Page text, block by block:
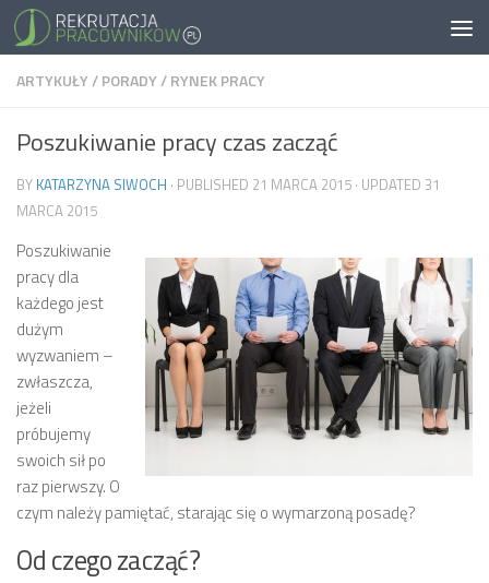
ARTYKUŁY/PORADY/RYNEK PRACY
Poszukiwanie pracy czas zacząć
BY KATARZYNA SIWOCH · PUBLISHED 21 MARCA 2015 · UPDATED 31
MARCA 2015
Poszukiwanie
pracy dla
każdego jest
dużym
wyzwaniem –
zwłaszcza,
jeżeli
próbujemy
swoich sił po
raz pierwszy. O
czym należy pamiętać, starając się o wymarzoną posadę?
Od czego zacząć?